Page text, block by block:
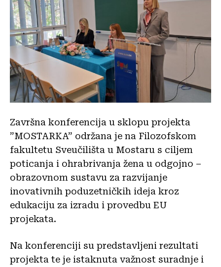
Završna konferencija u sklopu projekta
”MOSTARKA” održana je na Filozofskom
fakultetu Sveučilišta u Mostaru s ciljem
poticanja i ohrabrivanja žena u odgojno –
obrazovnom sustavu za razvijanje
inovativnih poduzetničkih ideja kroz
edukaciju za izradu i provedbu EU
projekata.
Na konferenciji su predstavljeni rezultati
projekta te je istaknuta važnost suradnje i